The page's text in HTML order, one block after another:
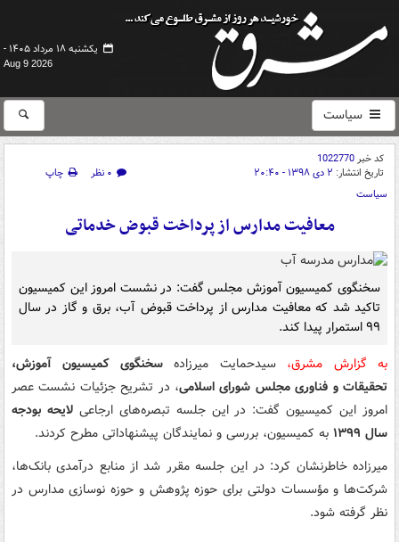
یکشنبه ۱۸ مرداد ۱۴۰۵ -
Aug 9 2026
سیاست
کد خبر1022770
تاریخ انتشار: ۲ دی ۱۳۹۸ - ۲۰:۴۰ ۰ نظر
چاپ
سیاست
معافیت مدارس از پرداخت قبوض خدماتی
سخنگوی کمیسیون آموزش مجلس گفت: در نشست امروز این کمیسیون
تاکید شد که معافیت مدارس از پرداخت قبوض آب، برق و گاز در سال
۹۹ استمرار پیدا کند.
به گزارش مشرق، سیدحمایت میرزادهسخنگوی کمیسیون آموزش،
تحقیقات و فناوری مجلس شورای اسلامی، در تشریح جزئیات نشست عصر
امروز این کمیسیون گفت: در این جلسه تبصره‌های ارجاعیلایحه بودجه
سال ۱۳۹۹
به کمیسیون، بررسی و نمایندگان پیشنهاداتی مطرح کردند.
میرزاده خاطرنشان کرد: در این جلسه مقرر شد از منابع درآمدی بانک‌ها،
شرکت‌ها و مؤسسات دولتی برای حوزه پژوهش و حوزه نوسازی مدارس در
نظر گرفته شود.